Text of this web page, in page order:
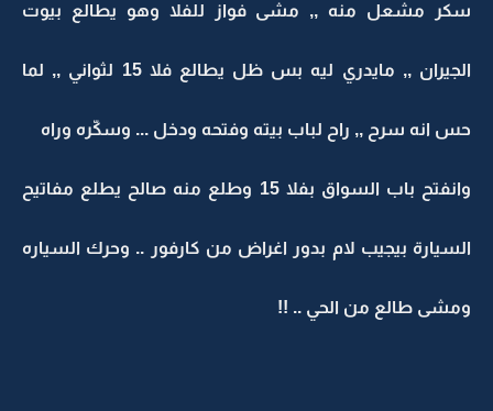
سكر مشعل منه ,, مشى فواز للفلا وهو يطالع بيوت
الجيران ,, مايدري ليه بس ظل يطالع فلا 15 لثواني ,, لما
حس انه سرح ,, راح لباب بيته وفتحه ودخل ... وسكّره وراه
وانفتح باب السواق بفلا 15 وطلع منه صالح يطلع مفاتيح
السيارة بيجيب لام بدور اغراض من كارفور .. وحرك السياره
ومشى طالع من الحي .. !!